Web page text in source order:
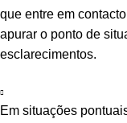
que entre em
apurar o ponto de
esclarecimentos.
Em situações